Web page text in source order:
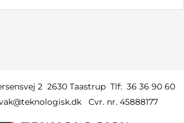
2 2630 Taastrup Tlf: 36 36 90 60
Cvr. nr. 45888177